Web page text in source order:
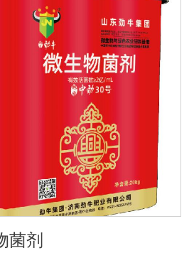
的复合肥料，所以农民就不能够
肥不均匀，出现烧苗伤根，苗小
证冲肥均匀，提高肥料利用率。
溶肥比一般复合肥养分含量高，用
性强，难以在土壤中长期存留，
避免肥料流失即降低施肥的经济
效的目的。3．尽量单用或与非碱
蔬菜出现缺素症或根系生长不良
水溶肥的方法加以缓解。在此提
量单独施用或与非碱性的农药混
应产生沉淀，造成叶片肥害或药
菌剂